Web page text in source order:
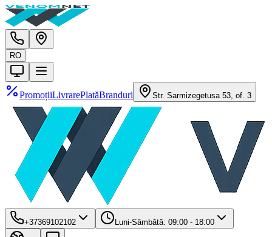
RO
PromoțiiLivrarePlatăBranduri Str. Sarmizegetusa 53, of. 3
+37369102102 Luni-Sâmbătă: 09:00 - 18:00